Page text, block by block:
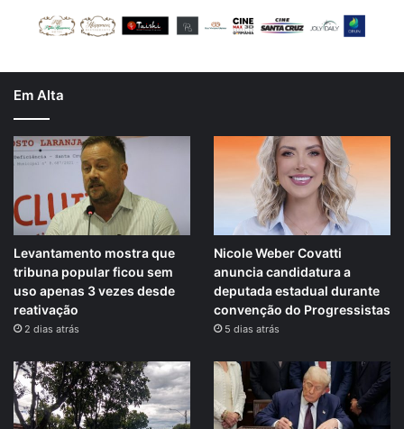
Em Alta
Levantamento mostra que
tribuna popular ficou sem
uso apenas 3 vezes desde
reativação
2 dias atrás
Nicole Weber Covatti
anuncia candidatura a
deputada estadual durante
convenção do Progressistas
5 dias atrás